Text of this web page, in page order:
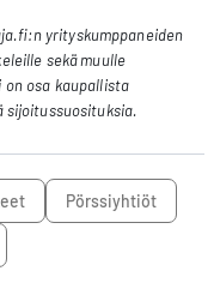
yrityskumppaneiden
sekä muulle
osa kaupallista
sijoitussuosituksia.
pörssiyhtiöt